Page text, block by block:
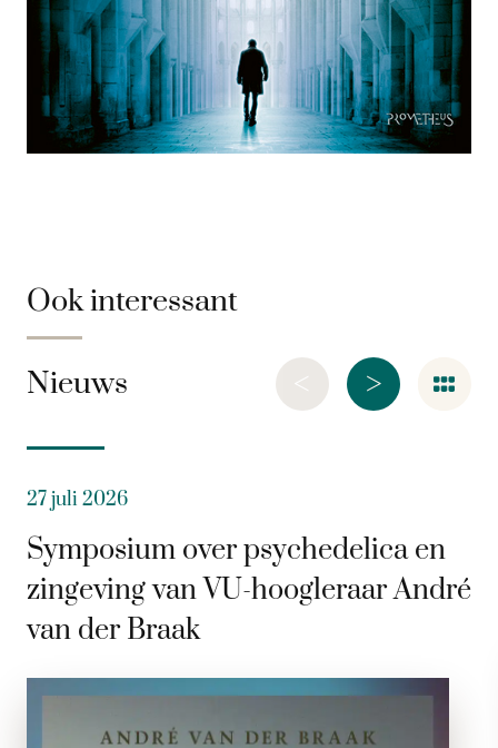
Ook interessant
Nieuws >
<
27 juli 2026
Symposium over psychedelica en
zingeving van VU-hoogleraar André
van der Braak